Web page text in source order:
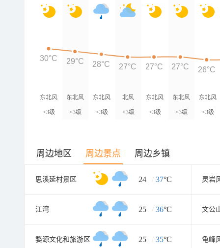
东北风
<3级
东北风
<3级
东北风
<3级
北风
<3级
东北风
<3级
东北风
<3级
东北风
<3级
30°C 29°C 28°C 27°C 27°C 27°C 26°C
周边地区 周边景点 周边乡镇
思溪延村景区 24 / 37°C 灵岩
江湾 25 / 36°C 文公
婺源文化和旅游区 25 / 35°C 龟峰